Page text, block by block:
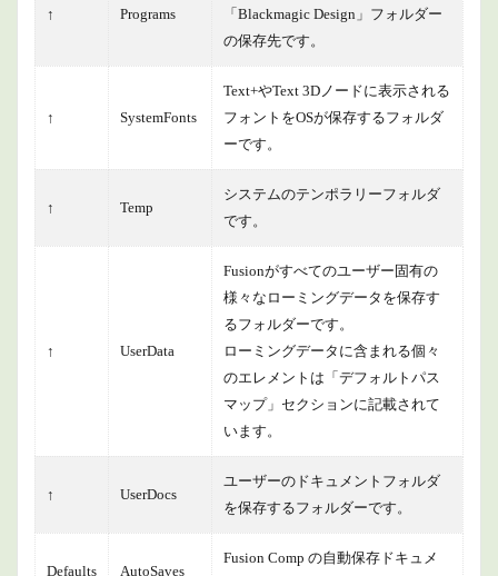
↑ Programs
「Blackmagic Design」フォルダー
の保存先です。
↑ SystemFonts
Text+やText 3Dノードに表示される
フォントをOSが保存するフォルダ
ーです。
↑ Temp
システムのテンポラリーフォルダ
です。
↑ UserData
Fusionがすべてのユーザー固有の
様々なローミングデータを保存す
るフォルダーです。
ローミングデータに含まれる個々
のエレメントは「デフォルトパス
マップ」セクションに記載されて
います。
↑ UserDocs
ユーザーのドキュメントフォルダ
を保存するフォルダーです。
Defaults AutoSaves
Fusion Comp の自動保存ドキュメ